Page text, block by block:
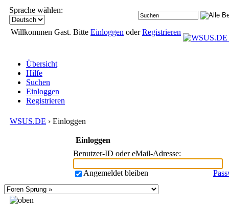
Sprache wählen:
Willkommen Gast. Bitte Einloggen oderRegistrieren
Übersicht
Hilfe
Suchen
Einloggen
Registrieren
WSUS.DE › Einloggen
Einloggen
Benutzer-ID oder eMail-Adresse:
Angemeldet bleiben